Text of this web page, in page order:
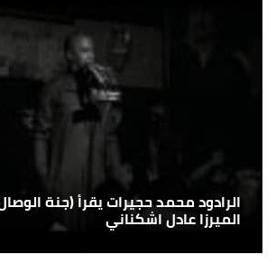
الرادود محمد حجيرات يقرأ (جنة
الميرزا عادل اشكناني